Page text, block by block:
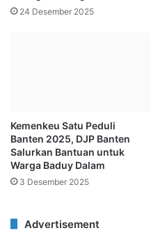
24 Desember 2025
Kemenkeu Satu Peduli
Banten 2025, DJP Banten
Salurkan Bantuan untuk
Warga Baduy Dalam
3 Desember 2025
Advertisement